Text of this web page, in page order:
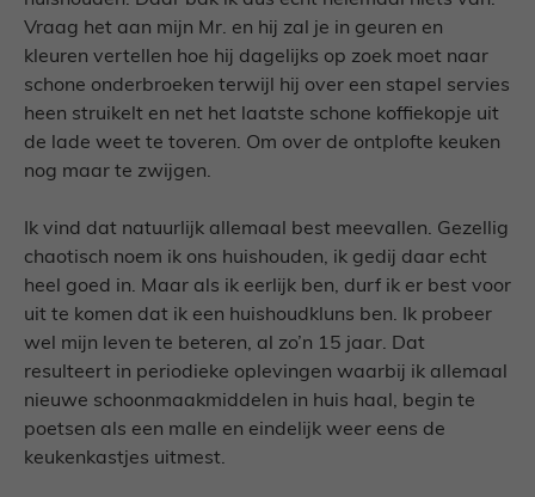
Vraag het aan mijn Mr. en hij zal je in geuren en
kleuren vertellen hoe hij dagelijks op zoek moet naar
schone onderbroeken terwijl hij over een stapel servies
heen struikelt en net het laatste schone koffiekopje uit
de lade weet te toveren. Om over de ontplofte keuken
nog maar te zwijgen.
Ik vind dat natuurlijk allemaal best meevallen. Gezellig
chaotisch noem ik ons huishouden, ik gedij daar echt
heel goed in. Maar als ik eerlijk ben, durf ik er best voor
uit te komen dat ik een huishoudkluns ben. Ik probeer
wel mijn leven te beteren, al zo’n 15 jaar. Dat
resulteert in periodieke oplevingen waarbij ik allemaal
nieuwe schoonmaakmiddelen in huis haal, begin te
poetsen als een malle en eindelijk weer eens de
keukenkastjes uitmest.